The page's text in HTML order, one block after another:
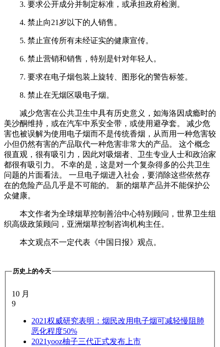
3. 要求公开成分并制定标准，或承担政府检测。
4. 禁止向21岁以下的人销售。
5. 禁止宣传所有未经证实的健康宣传。
6. 禁止营销和销售，特别是针对年轻人。
7. 要求在电子烟包装上旋转、图形化的警告标签。
8. 禁止在无烟区吸电子烟。
减少危害在公共卫生中具有历史意义，如海洛因成瘾时的
美沙酮维持，或在汽车中系安全带，或使用避孕套。 减少危
害也被误解为使用电子烟而不是传统香烟，从而用一种危害较
小但仍然有害的产品取代一种危害非常大的产品。 这个概念
很直观，很有吸引力，因此对吸烟者、卫生专业人士和政治家
都很有吸引力。 不幸的是，这是对一个复杂得多的公共卫生
问题的片面看法。 一旦电子烟进入社会，要消除这些依然存
在的危险产品几乎是不可能的。 新的烟草产品并不能保护公
众健康。
本文作者为全球烟草控制善治中心特别顾问，世界卫生组
织高级政策顾问，亚洲烟草控制咨询机构主任。
本文观点不一定代表《中国日报》观点。
历史上的今天
10 月
9
2021权威研究表明：烟民改用电子烟可减轻慢阻肺
恶化程度50%
2021yooz柚子三代正式发布上市